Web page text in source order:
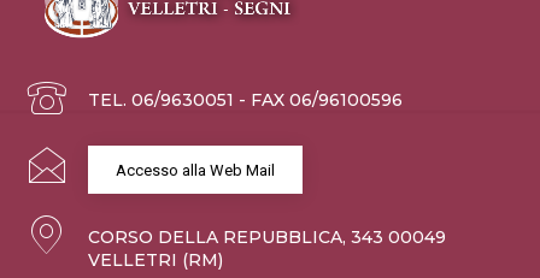
TEL. 06/9630051 - FAX 06/96100596
Accesso alla Web Mail
CORSO DELLA REPUBBLICA, 343 00049
VELLETRI (RM)